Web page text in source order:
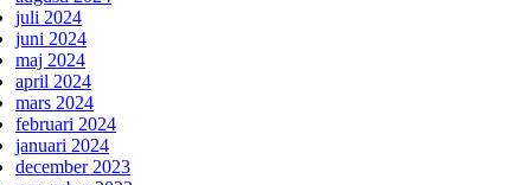
juli 2024
juni 2024
maj 2024
april 2024
mars 2024
februari 2024
januari 2024
december 2023